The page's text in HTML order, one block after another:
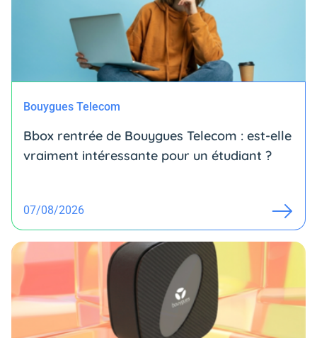
Bouygues Telecom
Bbox rentrée de Bouygues Telecom : est-elle
vraiment intéressante pour un étudiant ?
07/08/2026